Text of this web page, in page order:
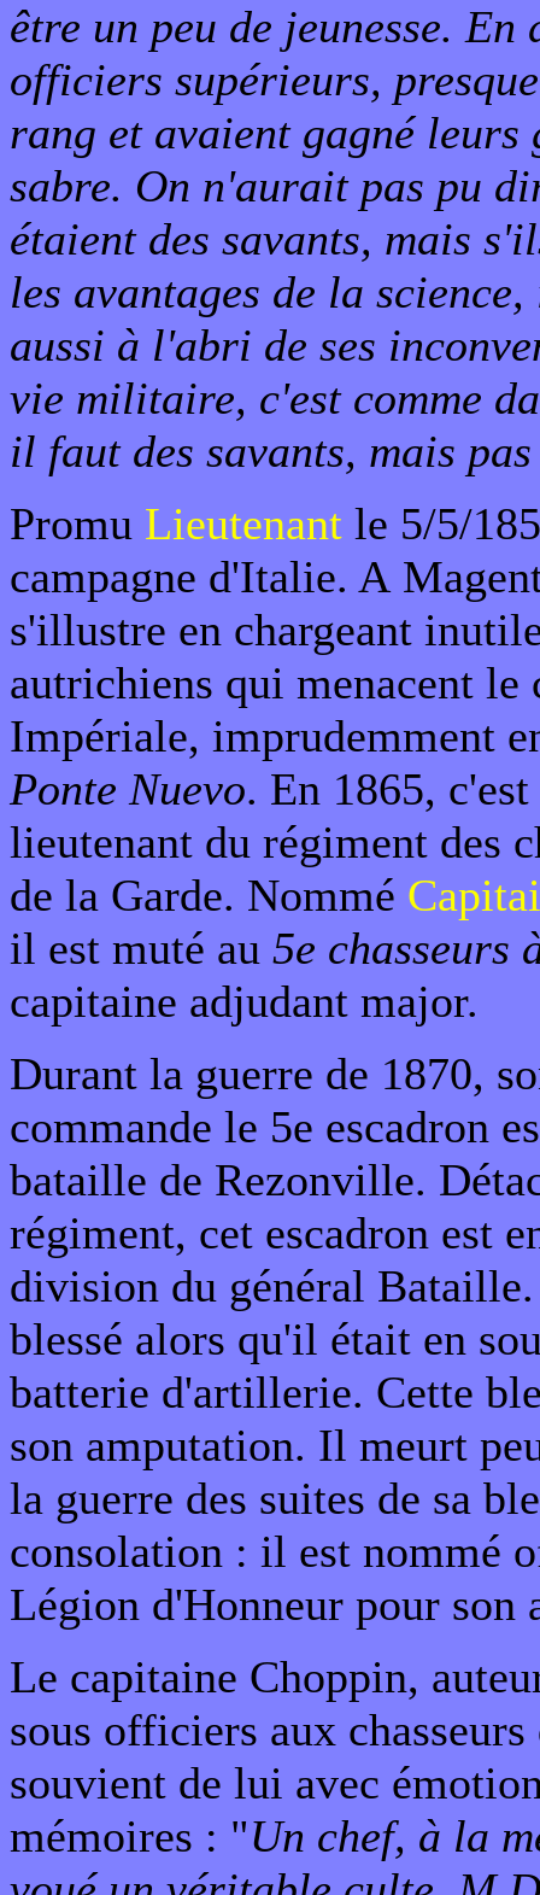
être un peu de jeunesse. En
officiers supérieurs,
rang et avaient gagné leurs
sabre. On n'aurait pas pu
étaient des savants, mais
les avantages de la
aussi à l'abri de ses
vie militaire, c'est comme
il faut des savants, mais
Promu Lieutenant le 5/5/
campagne d'Italie. A
s'illustre en chargeant
autrichiens qui menacent le
Impériale, imprudemment
Ponte Nuevo. En 1865,
lieutenant du régiment des
de la Garde. Nommé
il est muté au 5e chasseurs
capitaine adjudant major.
Durant la guerre de 1870,
commande le 5e escadron
bataille de Rezonville.
régiment, cet escadron est
division du général
blessé alors qu'il était en
batterie d'artillerie. Cette
son amputation. Il meurt
la guerre des suites de sa
consolation : il est nommé
Légion d'Honneur pour
Le capitaine Choppin,
sous officiers aux chasseurs
souvient de lui avec
mémoires : "Un chef, à la